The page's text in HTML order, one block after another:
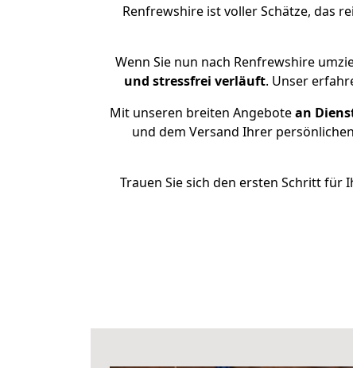
Renfrewshire ist voller Schätze, das
Wenn Sie nun nach Renfrewshire
und stressfrei verläuft. Unser
Mit unseren breiten Angebotean
und dem Versand Ihrer
Trauen Sie sich den ersten Schritt für